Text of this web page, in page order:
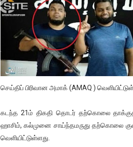
01/11/2021 Scotland ல்
பாலச்சந்திரன் மற்றும்
பிரிட்டனால் கடத்தப்படும்
வர்ராரு...வர்ராரு...
தடுப்பூசியை பெற்றுக்
சிறுமியை பாலியல்
செய்திப் பிரிவான அமாக் (AMAQ )
கடந்த 21ம் திகதி தொடர் தற்கொலை
ஹாசிம், கல்முனை சாய்ந்தமருது தற்கொலை
வெளியிட்டுள்ளது.